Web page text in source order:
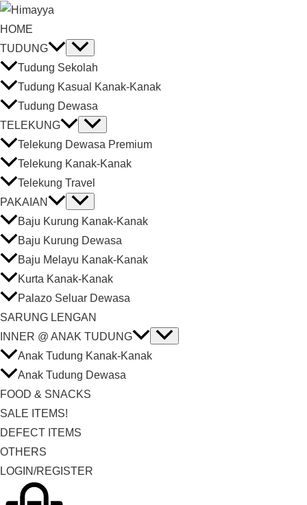
HOME
TUDUNG
Tudung Sekolah
Tudung Kasual Kanak-Kanak
Tudung Dewasa
TELEKUNG
Telekung Dewasa Premium
Telekung Kanak-Kanak
Telekung Travel
PAKAIAN
Baju Kurung Kanak-Kanak
Baju Kurung Dewasa
Baju Melayu Kanak-Kanak
Kurta Kanak-Kanak
Palazo Seluar Dewasa
SARUNG LENGAN
INNER @ ANAK TUDUNG
Anak Tudung Kanak-Kanak
Anak Tudung Dewasa
FOOD & SNACKS
SALE ITEMS!
DEFECT ITEMS
OTHERS
LOGIN/REGISTER